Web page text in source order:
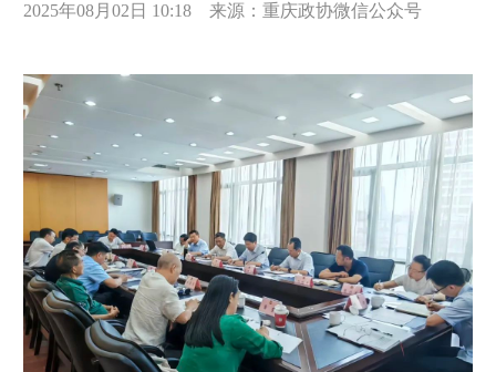
2025年08月02日 10:18 来源：重庆政协微信公众号